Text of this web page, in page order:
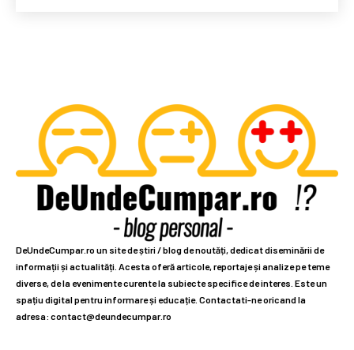
DeUndeCumpar.ro un site de știri / blog de noutăți, dedicat diseminării de
informații și actualități. Acesta oferă articole, reportaje și analize pe teme
diverse, de la evenimente curente la subiecte specifice de interes. Este un
spațiu digital pentru informare și educație. Contactati-ne oricand la
adresa: contact@deundecumpar.ro